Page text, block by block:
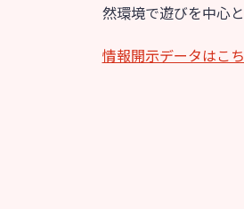
然環境で遊びを中心
情報開⽰データはこ
グループ施設・
関係先リンク